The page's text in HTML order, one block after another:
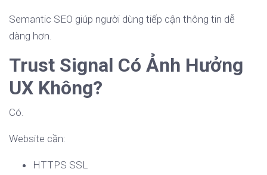
Semantic SEO giúp người dùng tiếp cận thông tin dễ
dàng hơn.
Trust Signal Có Ảnh Hưởng
UX Không?
Có.
Website cần:
HTTPS SSL